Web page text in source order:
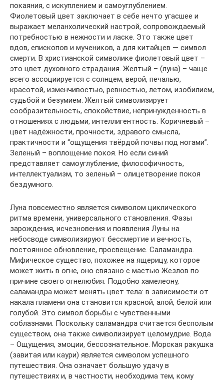
покаяния, с искуплением и самоуглублением.
Фиолетовый цвет заключает в себе нечто угасшее и
выражает меланхолический настрой, сопровождаемый
потребностью в нежности и ласке. Это также цвет
вдов, епископов и мучеников, а для китайцев — символ
смерти. В христианской символике фиолетовый цвет –
это цвет духовного страдания. Желтый – (луна) – чаще
всего ассоциируется с солнцем, верой, печалью,
красотой, изменчивостью, ревностью, летом, изобилием,
судьбой и безумием. Желтый символизирует
сообразительность, спокойствие, непринужденность в
отношениях с людьми, интеллигентность. Коричневый –
цвет надёжности, прочности, здравого смысла,
практичности и “ощущения твёрдой почвы под ногами”.
Зеленый – воплощение покоя. Но если синий
представляет самоуглубление, философичность,
интеллектуализм, то зеленый – олицетворение покоя
бездумного.
Луна повсеместно является символом циклического
ритма времени, универсального становления. Фазы
зарождения, исчезновения и появления Луны на
небосводе символизируют бессмертие и вечность,
постоянное обновление, просвещение. Саламандра.
Мифическое существо, похожее на ящерицу, которое
может жить в огне, оно связано с мастью Жезлов по
причине своего огнелюбия. Подобно хамелеону,
саламандра может менять цвет тела: в зависимости от
накала пламени она становится красной, алой, белой или
голубой. Это символ борьбы с чувственными
соблазнами. Поскольку саламандра считается бесполым
существом, она также символизирует целомудрие. Вода
– Ощущения, эмоции, бессознательное. Морская ракушка
(завитая или каури) является символом успешного
путешествия. Она означает большую удачу в
путешествиях и, в частности, необходима тем, кому